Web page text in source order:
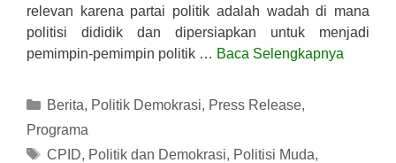
relevan karena partai politik adalah wadah di mana
politisi dididik dan dipersiapkan untuk menjadi
pemimpin-pemimpin politik … Baca Selengkapnya
Kategori
Berita, Politik Demokrasi, Press Release,
Programa
Tag
CPID, Politik dan Demokrasi, Politisi Muda,